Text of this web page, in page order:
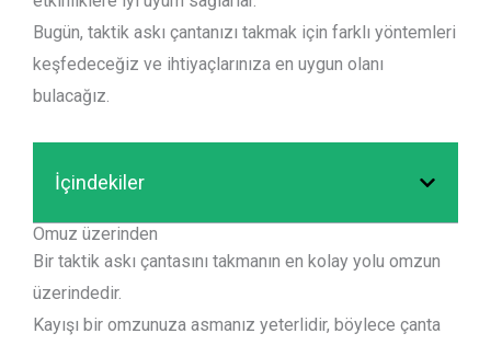
Bugün, taktik askı çantanızı takmak için farklı yöntemleri
keşfedeceğiz ve ihtiyaçlarınıza en uygun olanı
bulacağız.
İçindekiler
Omuz üzerinden
Bir taktik askı çantasını takmanın en kolay yolu omzun
üzerindedir.
Kayışı bir omzunuza asmanız yeterlidir, böylece çanta